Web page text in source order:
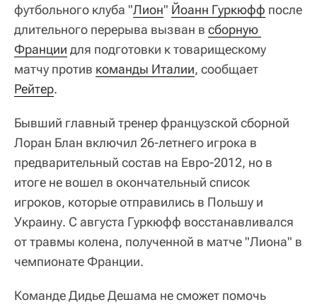
футбольного клуба "Лион" Йоанн Гуркюфф после
длительного перерыва вызван в сборную
Франции для подготовки к товарищескому
матчу против команды Италии, сообщает
Рейтер.
Бывший главный тренер французской сборной
Лоран Блан включил 26-летнего игрока в
предварительный состав на Евро-2012, но в
итоге не вошел в окончательный список
игроков, которые отправились в Польшу и
Украину. С августа Гуркюфф восстанавливался
от травмы колена, полученной в матче "Лиона" в
чемпионате Франции.
Команде Дидье Дешама не сможет помочь